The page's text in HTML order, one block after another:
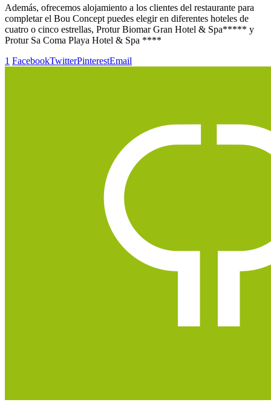
Además, ofrecemos alojamiento a los clientes del restaurante para
completar el Bou Concept puedes elegir en diferentes hoteles de
cuatro o cinco estrellas, Protur Biomar Gran Hotel & Spa***** y
Protur Sa Coma Playa Hotel & Spa ****
1 FacebookTwitterPinterestEmail